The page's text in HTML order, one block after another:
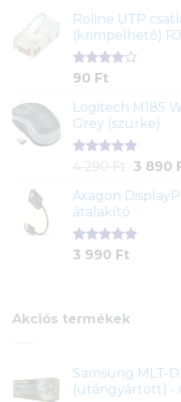
ből,
értékelés
alapján
Roline UTP
(krimpelhető)
Értékelés
5-ből,
2
értékelés
alapján
90 Ft
Logitech M185
Grey (szürke)
Értékelés
ből,
1
értékelés
alapján
4 290 Ft
was:
290 Ft.
3 890
Axagon
átalakító
Értékelés
1
3 990 Ft
Akciós termékek
Samsung MLT-
(utángyártott) -